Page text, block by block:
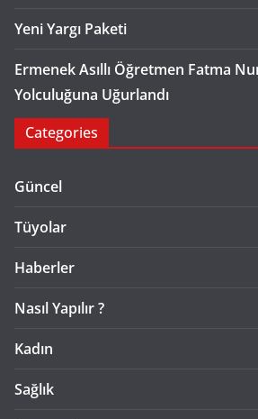
Yeni Yargı Paketi
Ermenek Asıllı Öğretmen Fatma
Yolculuğuna Uğurlandı
Categories
Güncel
Tüyolar
Haberler
Nasıl Yapılır ?
Kadın
Sağlık